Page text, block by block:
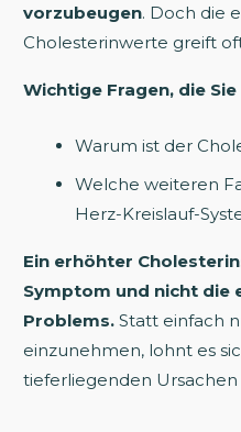
vorzubeugen. Doch die
Cholesterinwerte greift
Wichtige Fragen, die
Warum ist der
Welche weiteren
Herz-Kreislauf-
Ein erhöhter
Symptom und nicht die
Problems. Statt einfach
einzunehmen, lohnt es
tieferliegenden Ursachen